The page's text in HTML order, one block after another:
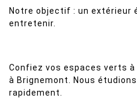
Notre objectif : un extérieur
entretenir.
Confiez vos espaces verts
à Brignemont. Nous
rapidement.